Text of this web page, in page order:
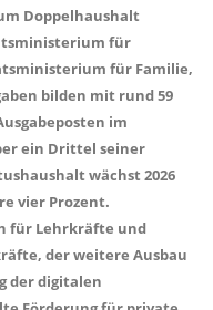
Doppelhaushalt
für
für Familie,
bilden mit rund 59
im
ein Drittel seiner
wächst 2026
vier Prozent.
für Lehrkräfte und
der weitere Ausbau
der digitalen